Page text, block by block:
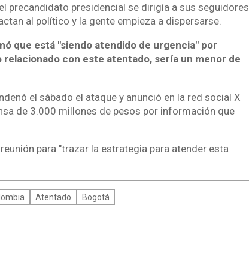
precandidato presidencial se dirigía a sus seguidores
al político y la gente empieza a dispersarse.
que está "siendo atendido de urgencia" por
con este atentado, sería un menor de
el sábado el ataque y anunció en la red social X
de 3.000 millones de pesos por información que
para "trazar la estrategia para atender esta
Atentado Bogotá